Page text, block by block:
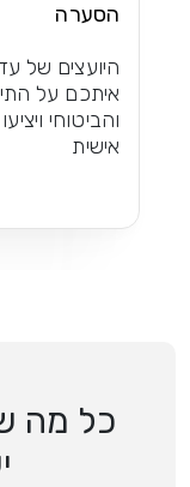
הסערה
היועצים של
איתכם על
והביטוחי
אישית
כל מה